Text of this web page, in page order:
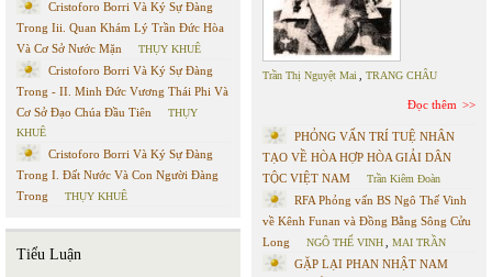
Cristoforo Borri Và Ký Sự Đàng
Trong Iii. Quan Khám Lý Trần Đức Hòa
Và Cơ Sở Nước Mặn
THỤY KHUÊ
Cristoforo Borri Và Ký Sự Đàng
Trong - II. Minh Đức Vương Thái Phi Và
Cơ Sở Đạo Chúa Đầu Tiên
THỤY
KHUÊ
Cristoforo Borri Và Ký Sự Đàng
Trong I. Đất Nước Và Con Người Đàng
Trong
THỤY KHUÊ
Tiểu Luận
Trần Thị Nguyệt Mai TRANG CHÂU
Đọc thêm
PHỎNG VẤN TRÍ TUỆ NHÂN
TẠO VỀ HÒA HỢP HÒA GIẢI DÂN
TỘC VIỆT NAM
Trần Kiêm Đoàn
RFA Phỏng vấn BS Ngô Thế Vinh
về Kênh Funan và Đồng Bằng Sông Cửu
Long
NGÔ THẾ VINH MAI TRẦN
GẶP LẠI PHAN NHẬT NAM